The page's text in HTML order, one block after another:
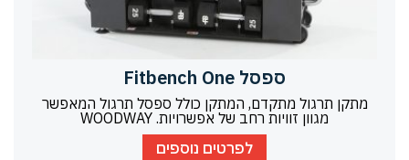
ספסל Fitbench One
מתקן תרגול מתקדם, המתקן כולל ספסל תרגול המאפשר
מגוון זוויות רחב של אפשרויות. WOODWAY
לפרטים נוספים